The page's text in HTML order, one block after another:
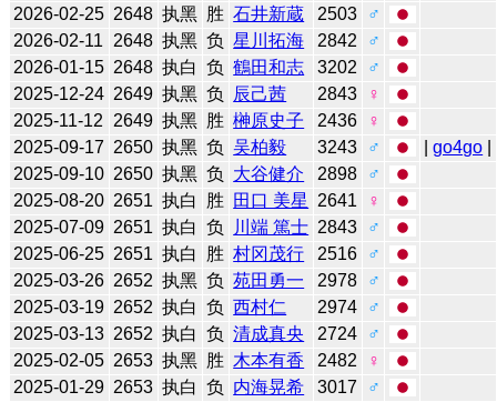
2026-02-25 2648 执黑 胜 石井新蔵 2503
♂
2026-02-11
2648 执黑 负 星川拓海 2842
♂
2026-01-15 2648 执白 负 鶴田和志 3202
♂
2025-12-24 2649 执黑 负 辰己茜 2843
♀
2025-11-12
2649 执黑 胜 榊原史子 2436
♀
2025-09-17 2650 执黑 负 吴柏毅 3243 ♂ |go4go
2025-09-10 2650 执黑 负 大谷健介 2898
♂
2025-08-20 2651 执白 胜 田口 美星 2641
♀
2025-07-09 2651 执白 负 川端 篤士 2843
♂
2025-06-25 2651 执白 胜 村冈茂行 2516
♂
2025-03-26 2652 执黑 负 苑田勇一 2978
♂
2025-03-19 2652 执白 负 西村仁 2974
♂
2025-03-13 2652 执白 负 清成真央 2724
♂
2025-02-05 2653 执黑 胜 木本有香 2482
♀
2025-01-29 2653 执白 负 内海晃希 3017
♂